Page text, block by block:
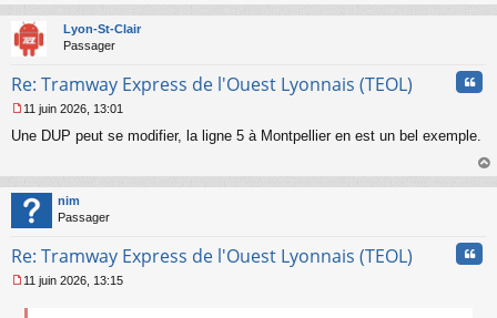
au
Lyon-St-Clair
Passager
Re: Tramway Express de l'Ouest Lyonnais (TEOL)
e
a
g
e
o
l
11 juin 2026, 13:01
Une DUP peut se modifier, la ligne 5 à Montpellier en est un bel exemple.
au
nim
Passager
Re: Tramway Express de l'Ouest Lyonnais (TEOL)
e
11 juin 2026, 13:15